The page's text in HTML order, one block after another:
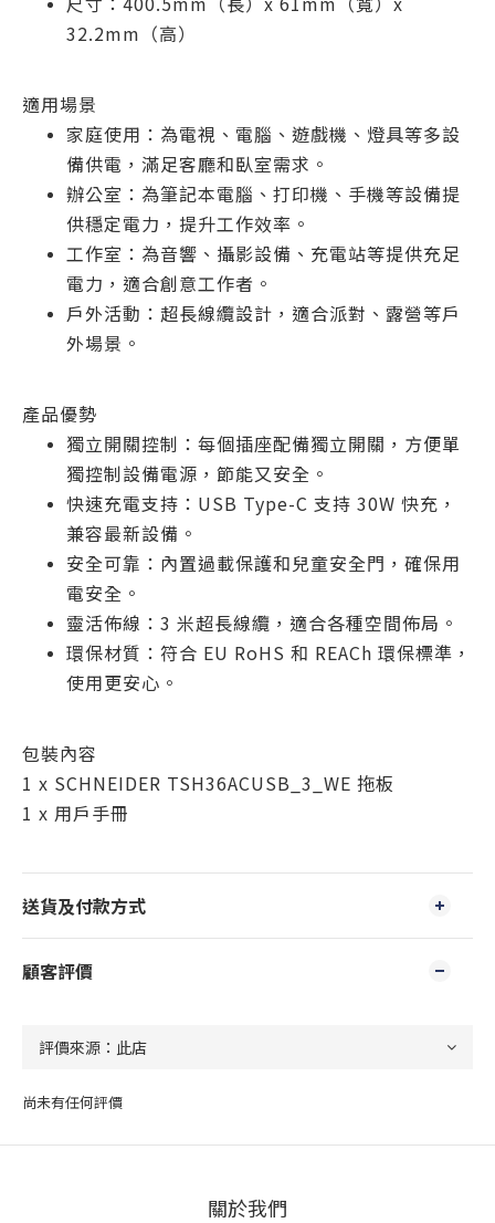
32.2mm（高）
適用場景
家庭使用：為電視、電腦、遊戲機、燈具等多設
備供電，滿足客廳和臥室需求。
辦公室：為筆記本電腦、打印機、手機等設備提
供穩定電力，提升工作效率。
工作室：為音響、攝影設備、充電站等提供充足
電力，適合創意工作者。
戶外活動：超長線纜設計，適合派對、露營等戶
外場景。
產品優勢
獨立開關控制：每個插座配備獨立開關，方便單
獨控制設備電源，節能又安全。
快速充電支持：USB Type-C 支持 30W 快充，
兼容最新設備。
安全可靠：內置過載保護和兒童安全門，確保用
電安全。
靈活佈線：3 米超長線纜，適合各種空間佈局。
環保材質：符合 EU RoHS 和 REACh 環保標準，
使用更安心。
包裝內容
1 x SCHNEIDER TSH36ACUSB_3_WE 拖板
1 x 用戶手冊
送貨及付款方式
顧客評價
尚未有任何評價
關於我們